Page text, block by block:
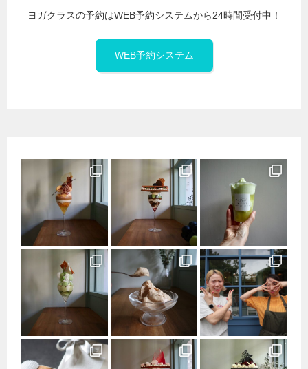
ヨガクラスの予約はWEB予約システムから24時間受付中！
WEB予約システム